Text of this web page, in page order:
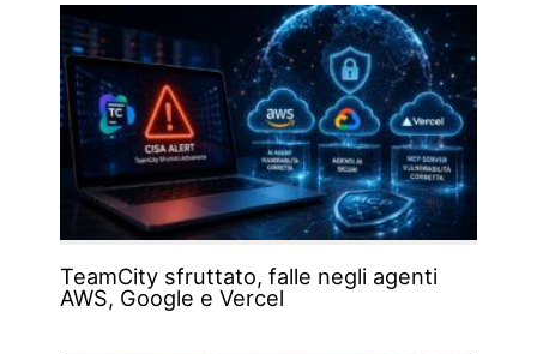
TeamCity sfruttato, falle negli agenti
AWS, Google e Vercel